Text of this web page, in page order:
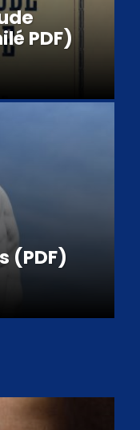
PDF)
(PDF)